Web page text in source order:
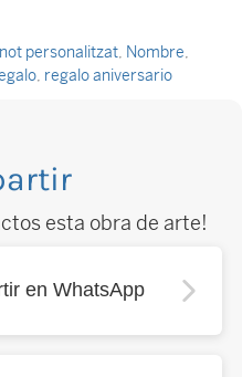
personalitzat Nombre
regalo aniversario
esta obra de arte!
en WhatsApp